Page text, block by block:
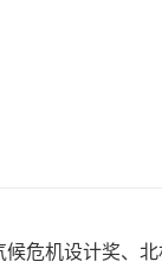
候危机设计奖、